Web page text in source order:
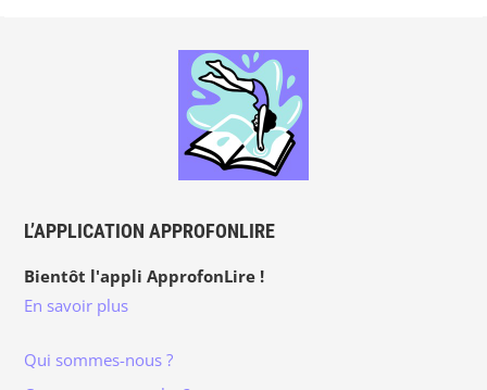
L’APPLICATION APPROFONLIRE
Bientôt l'appli ApprofonLire !
En savoir plus
Qui sommes-nous ?